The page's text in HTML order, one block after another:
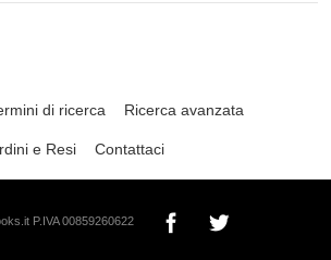
di ricerca Ricerca avanzata
e Resi Contattaci
P.IVA 00859260622